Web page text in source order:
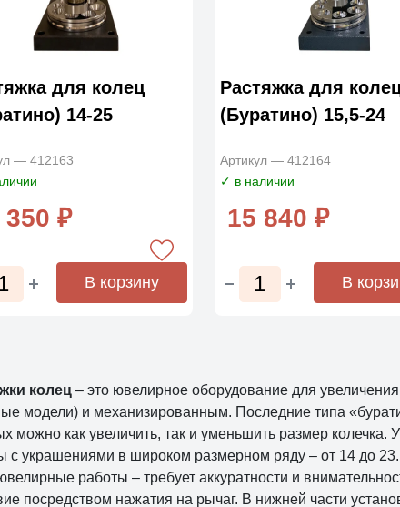
для колец
14-25
— 412163
350 ₽
В корзину
Растяжка для
(Буратино) 15,5-24
Артикул — 412164
✓ в наличии
15 840 ₽
В
колец – это ювелирное оборудование для
модели) и механизированным. Последние типа
можно как увеличить, так и уменьшить размер
с украшениями в широком размерном ряду – от 14 до
работы – требует аккуратности и
посредством нажатия на рычаг. В нижней части